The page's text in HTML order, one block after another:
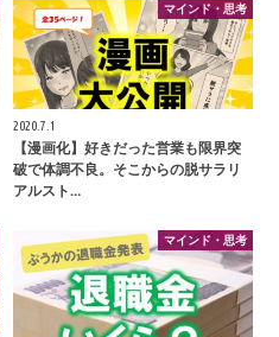
マインド・思考
2020.7.1
【漫画化】好きだった営業も限界突
破で体調不良。そこからの脱サラリ
アルスト…
マインド・思考